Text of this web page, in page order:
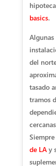
basics.
del
tasado
tramos
de LAy